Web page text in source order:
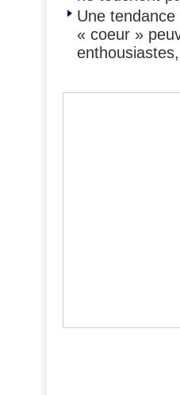
Une
« coeur »